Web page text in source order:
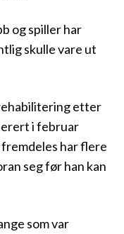
og spiller har
skulle vare ut
etter
i februar
har flere
seg før han kan
som var